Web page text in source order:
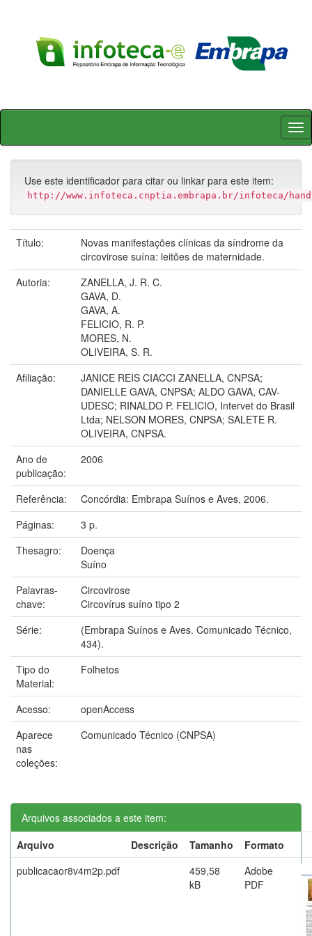
Skip
Use este identificador para citar ou linkar para este item:
http://www.infoteca.cnptia.embrapa.br/infoteca/
Título:
Novas manifestações clínicas da síndrome da
circovirose suína: leitões de maternidade.
Autoria:
ZANELLA, J. R. C.
GAVA, D.
GAVA, A.
FELICIO, R. P.
MORES, N.
OLIVEIRA, S. R.
Afiliação:
JANICE REIS CIACCI ZANELLA, CNPSA;
DANIELLE GAVA, CNPSA; ALDO GAVA, CAV-
UDESC; RINALDO P. FELICIO, Intervet do Brasil
Ltda; NELSON MORES, CNPSA; SALETE R.
OLIVEIRA, CNPSA.
Ano de
publicação:
2006
Referência:
Concórdia: Embrapa Suínos e Aves, 2006.
Páginas:
3 p.
Thesagro:
Doença
Suíno
Palavras-
chave:
Circovirose
Circovírus suíno tipo 2
Série:
(Embrapa Suínos e Aves. Comunicado Técnico,
434).
Tipo do
Material:
Folhetos
Acesso:
openAccess
Aparece
nas
coleções:
Comunicado Técnico (CNPSA)
Arquivos associados a este item:
Arquivo
Descrição Tamanho
Formato
publicacaor8v4m2p.pdf
459,58
kB
Adobe
PDF